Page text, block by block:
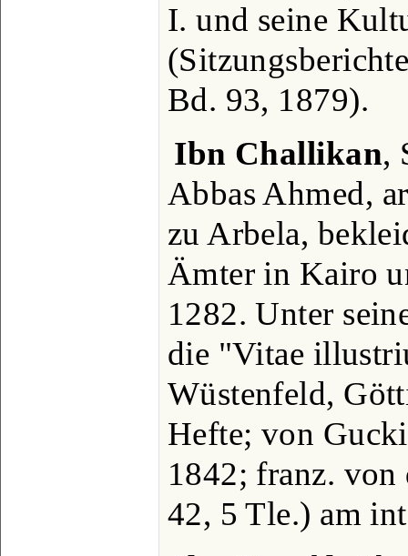
I. und seine
Bd. 93, 1879).
Ibn Challikan,
Abbas Ahmed,
zu Arbela,
Ämter in Kairo
1282. Unter
die "Vitae
Wüstenfeld,
Hefte; von
1842; franz. von
42, 5 Tle.) am